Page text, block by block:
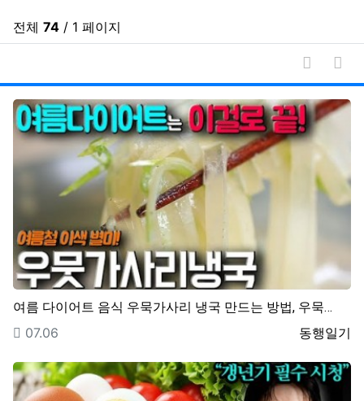
전체 74 / 1 페이지
게시물
게
여름 다이어트 음식 우묵가사리 냉국 만드는 방법, 우묵…
등록자
동행일기
등록일
07.06